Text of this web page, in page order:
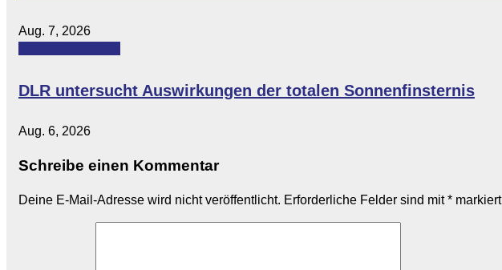
Aug. 7, 2026
DLR untersucht Auswirkungen der totalen Sonnenfinsternis
Aug. 6, 2026
Schreibe einen Kommentar
Deine E-Mail-Adresse wird nicht veröffentlicht. Erforderliche Felder sind mit* markiert